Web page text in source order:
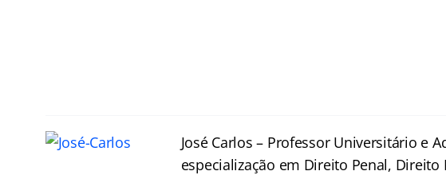
José Carlos – Professor Universitário e
especialização em Direito Penal, Direito